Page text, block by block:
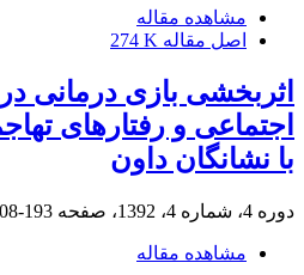
مشاهده مقاله
اصل مقاله 274 K
اثربخشی بازی درمانی
اجتماعی و رفتارهای
با نشانگان داون
دوره 4، شماره 4، 1392، صفحه 193-208
مشاهده مقاله